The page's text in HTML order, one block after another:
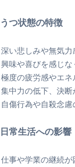
うつ状態の特徴
深い悲しみや無気力
興味や喜びを感じな
極度の疲労感やエ
集中力の低下、決断
自傷行為や自殺念
日常生活への影響
仕事や学業の継続が